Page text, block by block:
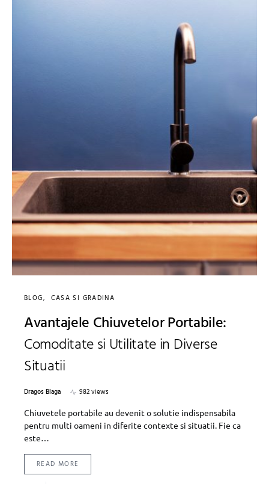
BLOG CASA SI GRADINA
Avantajele Chiuvetelor Portabile:
Comoditate si Utilitate in Diverse
Situatii
Dragos Blaga
982 views
Chiuvetele portabile au devenit o solutie indispensabila
pentru multi oameni in diferite contexte si situatii. Fie ca
este…
READ MORE